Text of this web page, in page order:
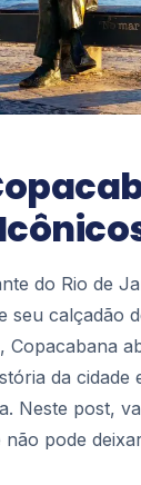
do Rio de
seu calçadão
Copacabana
da cidade
Neste post,
não pode